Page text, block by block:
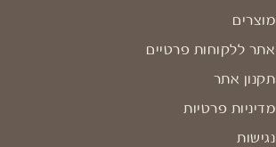
מוצרים
אתר ללקוחות פרטיים
תקנון אתר
מדיניות פרטיות
נגישות